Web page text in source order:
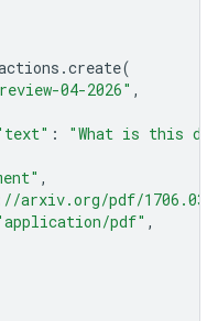
.create(
04-2026" ,
:
"What is this
,
arxiv.org/pdf/
pdf" ,